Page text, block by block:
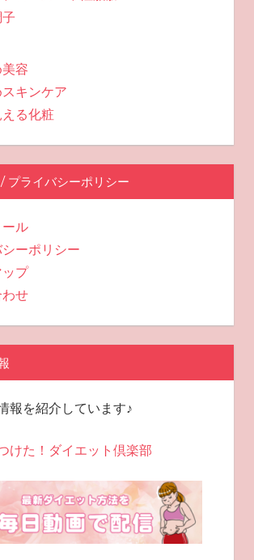
容
キンケア
る化粧
プライバシーポリシー
ル
ーポリシー
プ
せ
報を紹介しています♪
けた！ダイエット倶楽部